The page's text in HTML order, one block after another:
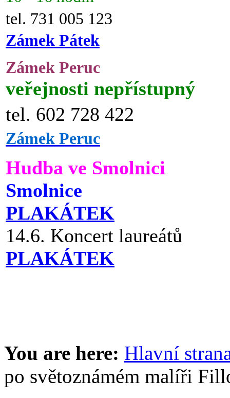
tel. 731 005 123
Zámek Pátek
Zámek Peruc
veřejnosti nepřístupný
tel. 602 728 422
Zámek Peruc
Hudba ve Smolnici
Smolnice
PLAKÁTEK
14.6. Koncert laureátů
PLAKÁTEK
You are here: Hlavní
po světoznámém malíři